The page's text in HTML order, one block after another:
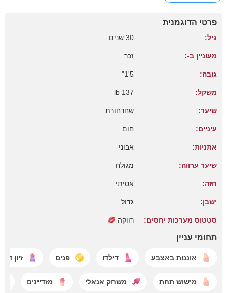
פרטי הדוגמנית
גיל: 30 שנים
מעוניין ב-: זכר
גובה: 5'1"
משקל: 137 lb
שיער: שחרחורת
עיניים: חום
אתניות: אבוני
שיער ערווה: מגולח
חזה: אסיתי
ישבן: גדול
סטטוס מערכות יחסים: רווקה
תחומי עניין
אוננות באצבע דילדו פנים זיון
מישוש תחת משחק אנאלי מזדיינים